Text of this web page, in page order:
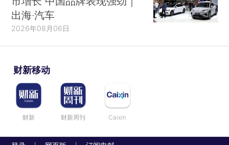
出海·汽车
2026年08月06日
财新移动
财新 财新周刊 Caixin